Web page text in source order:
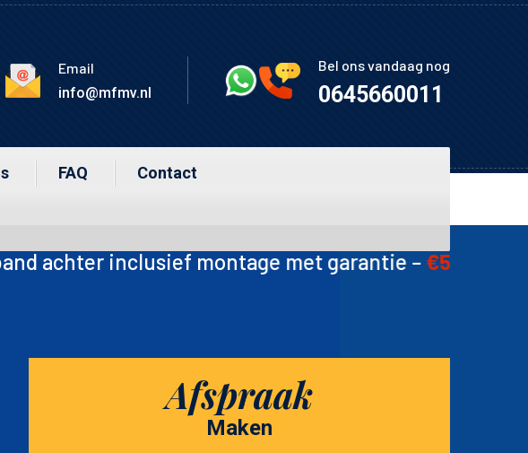
Email
info@mfmv.nl
Bel ons vandaag nog
0645660011
FAQ Contact
montage met garantie –€50-60🛠️ Ketting –€15
Afspraak
Maken